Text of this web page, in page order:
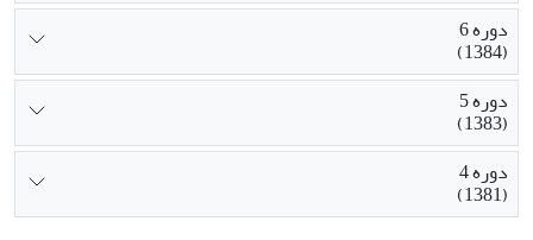
دوره 6
(1384)
دوره 5
(1383)
دوره 4
(1381)